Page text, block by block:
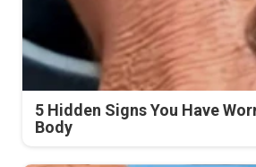
5 Hidden Signs You Have
Body